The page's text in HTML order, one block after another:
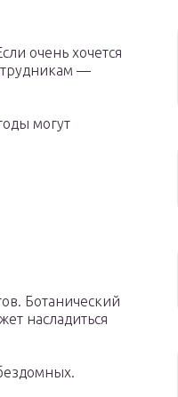
очень хочется
—
могут
Ботанический
насладиться